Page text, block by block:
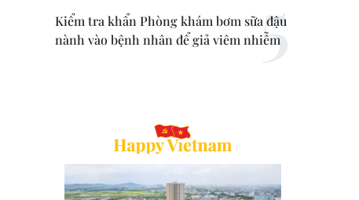
Kiểm tra khẩn Phòng khám bơm sữa đậu
nành vào bệnh nhân để giả viêm nhiễm